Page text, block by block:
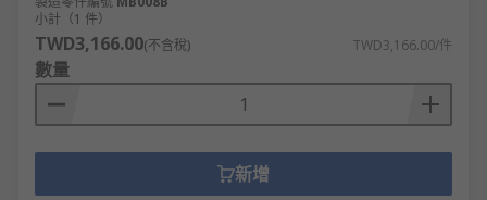
小計（1 件）
TWD3,166.00(不含稅) TWD3,166.00/件
數量
新增